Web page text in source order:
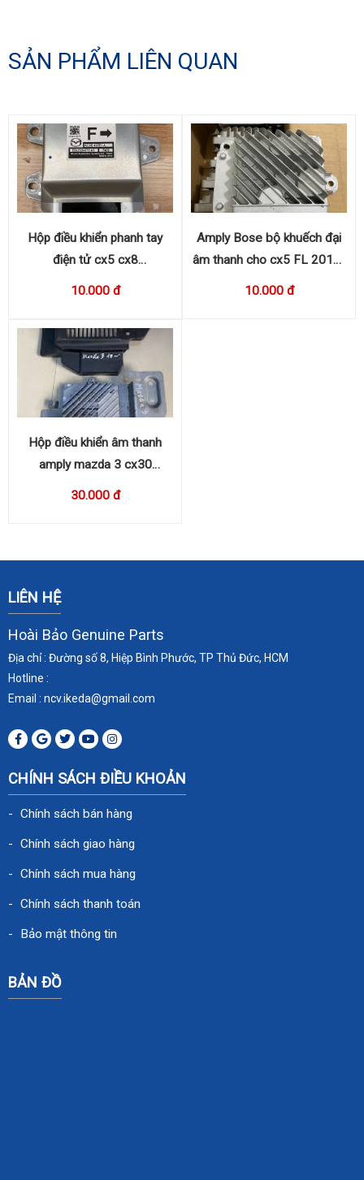
SẢN PHẨM LIÊN QUAN
Hộp điều khiển phanh tay
điện tử cx5 cx8
KC9E437E1A
10.000 đ
Amply Bose bộ khuếch đại
âm thanh cho cx5 FL 2016-
2017 KA0G 66A20
10.000 đ
Hộp điều khiển âm thanh
amply mazda 3 cx30
BDGF66A20
30.000 đ
LIÊN HỆ
Hoài Bảo Genuine Parts
Địa chỉ : Đường số 8, Hiệp Bình Phước, TP Thủ Đức, HCM
Hotline :
Email : ncv.ikeda@gmail.com
CHÍNH SÁCH ĐIỀU KHOẢN
Chính sách bán hàng
Chính sách giao hàng
Chính sách mua hàng
Chính sách thanh toán
Bảo mật thông tin
BẢN ĐỒ